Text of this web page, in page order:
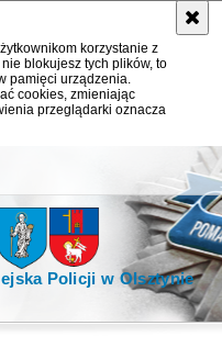
korzystanie z
blokujesz tych plików, to
pamięci urządzenia.
cookies, zmieniając
przeglądarki oznacza
Policji w Olsztynie